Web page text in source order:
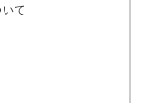
て